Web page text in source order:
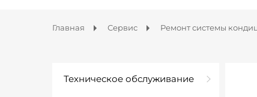
Главная Сервис Ремонт системы
Техническое обслуживание